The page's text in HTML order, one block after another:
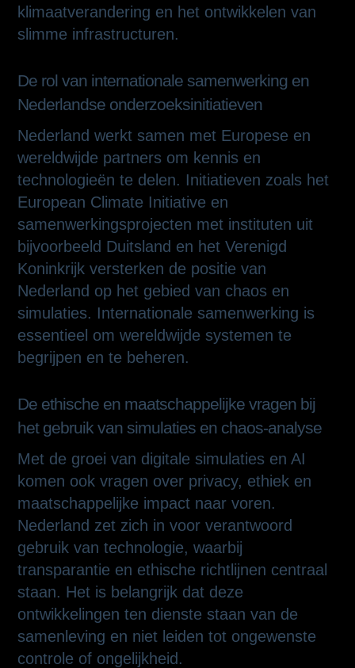
klimaatverandering en het ontwikkelen van
slimme infrastructuren.
De rol van internationale samenwerking en
Nederlandse onderzoeksinitiatieven
Nederland werkt samen met Europese en
wereldwijde partners om kennis en
technologieën te delen. Initiatieven zoals het
European Climate Initiative en
samenwerkingsprojecten met instituten uit
bijvoorbeeld Duitsland en het Verenigd
Koninkrijk versterken de positie van
Nederland op het gebied van chaos en
simulaties. Internationale samenwerking is
essentieel om wereldwijde systemen te
begrijpen en te beheren.
De ethische en maatschappelijke vragen bij
het gebruik van simulaties en chaos-analyse
Met de groei van digitale simulaties en AI
komen ook vragen over privacy, ethiek en
maatschappelijke impact naar voren.
Nederland zet zich in voor verantwoord
gebruik van technologie, waarbij
transparantie en ethische richtlijnen centraal
staan. Het is belangrijk dat deze
ontwikkelingen ten dienste staan van de
samenleving en niet leiden tot ongewenste
controle of ongelijkheid.